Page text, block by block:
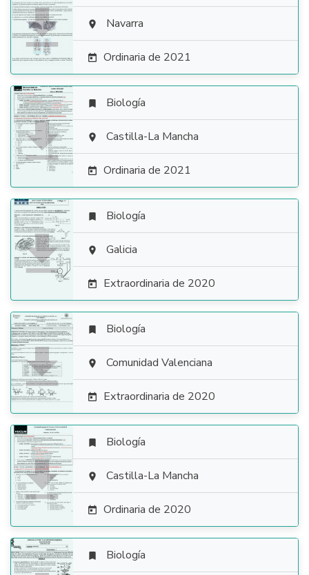
  Navarra
 Ordinaria de 2021

 Biología
 Castilla-La Mancha
 Ordinaria de 2021

 Biología
 Galicia
 Extraordinaria de 2020

 Biología
 Comunidad Valenciana
 Extraordinaria de 2020

 Biología
 Castilla-La Mancha
 Ordinaria de 2020
 Biología